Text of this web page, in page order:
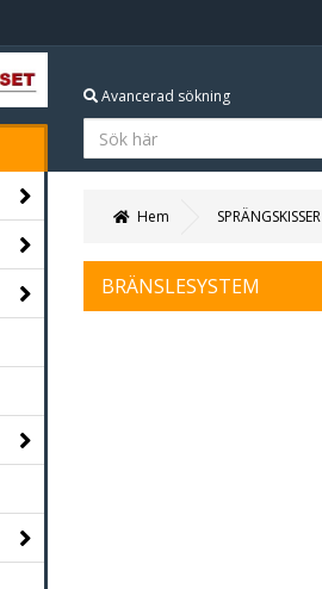
Avancerad sökning
Hem SPRÄNGSKISSER
BRÄNSLESYSTEM